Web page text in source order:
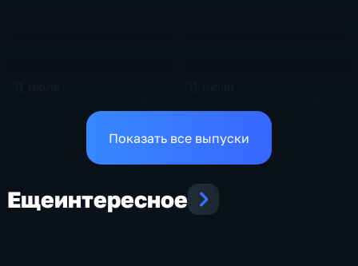
Показать все выпуски
Ещеинтересное